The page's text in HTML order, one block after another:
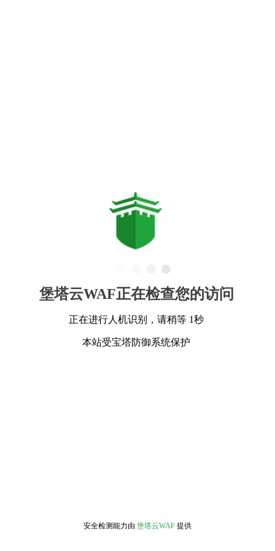
堡塔云WAF正在检查您的访问
正在进行人机识别，请稍等 1秒
本站受宝塔防御系统保护
安全检测能力由 堡塔云WAF 提供